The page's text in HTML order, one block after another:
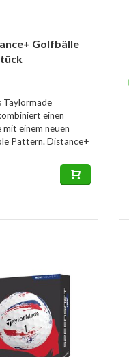
Golfbälle
Taylormade
einen
einem neuen
Pattern. Distance+